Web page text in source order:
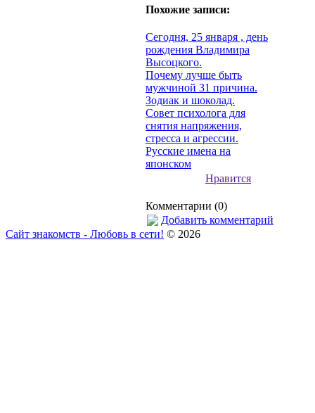
Похожие записи:
Сегодня, 25 января , день
рождения Владимира
Высоцкого.
Почему лучше быть
мужчиной 31 причина.
Зодиак и шоколад.
Совет психолога для
снятия напряжения,
стресса и агрессии.
Русские имена на
японском
Нравится
Комментарии (0)
Добавить комментарий
Сайт знакомств - Любовь в сети! © 2026